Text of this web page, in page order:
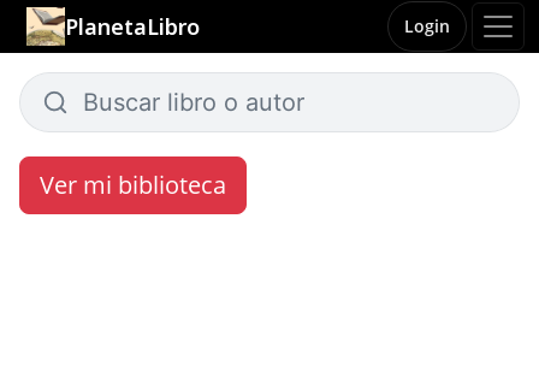
PlanetaLibro Login
Ver mi biblioteca